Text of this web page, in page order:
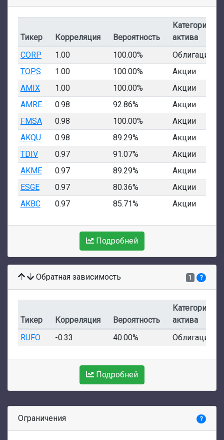
Тикер Корреляция Вероятность
Категория
актива
CORP
1.00 100.00%
Облигации
TOPS
1.00 100.00%
Акции
AMIX
1.00 100.00%
Акции
AMRE
0.98 92.86%
Акции
FMSA
0.98 100.00%
Акции
AKQU
0.98 89.29%
Акции
TDIV
0.97 91.07%
Акции
AKME
0.97 89.29%
Акции
ESGE
0.97 80.36%
Акции
AKBC
0.97 85.71% Акции
Подробней
Обратная зависимость 1 ?
Тикер Корреляция Вероятность
Категория
актива
RUFO
-0.33 40.00% Облигации
Подробней
Ограничения ?